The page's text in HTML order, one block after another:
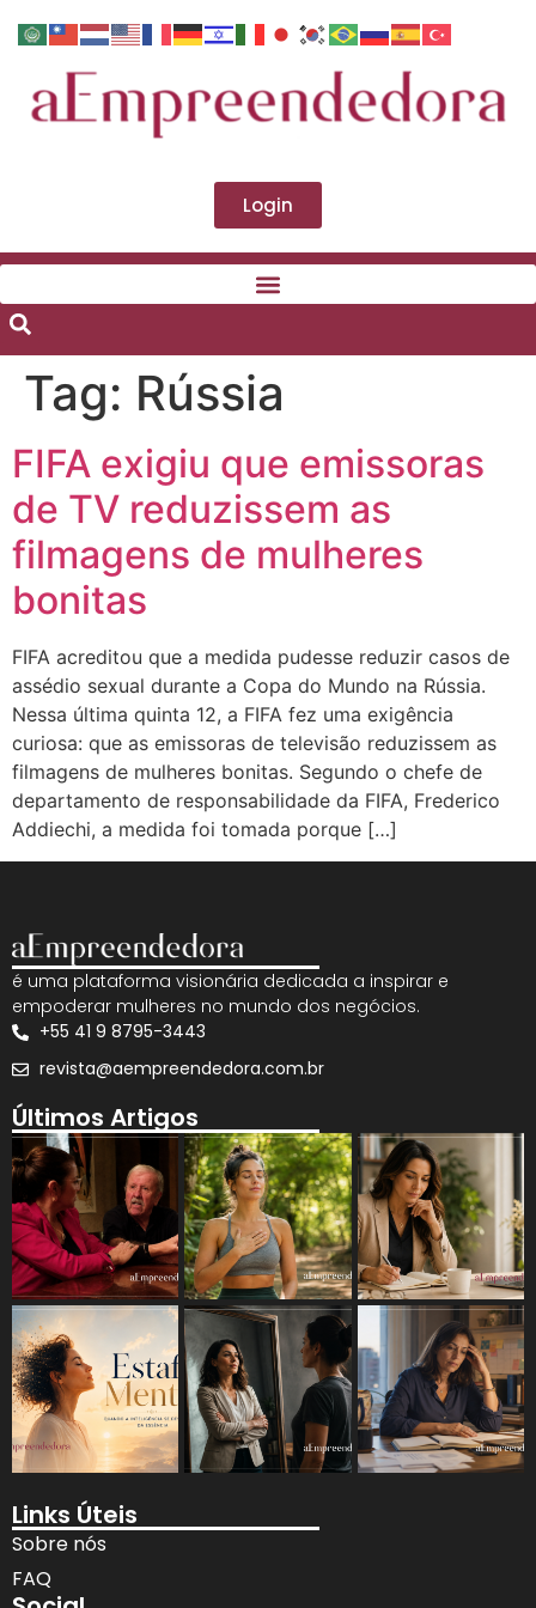
Login
Tag: Rússia
FIFA exigiu que emissoras
de TV reduzissem as
filmagens de mulheres
bonitas
FIFA acreditou que a medida pudesse reduzir casos de
assédio sexual durante a Copa do Mundo na Rússia.
Nessa última quinta 12, a FIFA fez uma exigência
curiosa: que as emissoras de televisão reduzissem as
filmagens de mulheres bonitas. Segundo o chefe de
departamento de responsabilidade da FIFA, Frederico
Addiechi, a medida foi tomada porque […]
é uma plataforma visionária dedicada a inspirar e
empoderar mulheres no mundo dos negócios.
+55 41 9 8795-3443
revista@aempreendedora.com.br
Últimos Artigos
Links Úteis
Sobre nós
FAQ